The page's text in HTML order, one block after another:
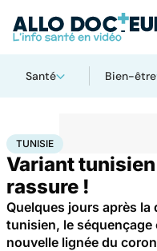
Santé Bien-être
AccueilSanté
TUNISIE
Variant
rassure !
Quelques jours après
tunisien, le
nouvelle lignée du